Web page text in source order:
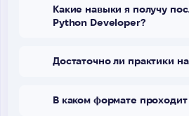
Какие навыки я получу
Python Developer?
Достаточно ли практики
В каком формате